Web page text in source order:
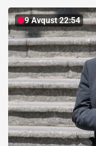
9 Avqust 22:54